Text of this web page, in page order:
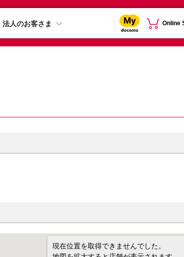
法人のお客さま Online
現在位置を取得できませんでした。